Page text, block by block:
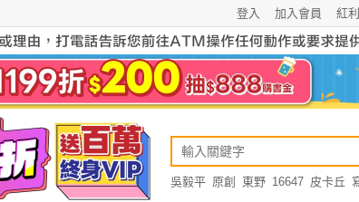
紅利
加入會員
登入
吳毅平 原創 東野 16647 皮卡丘